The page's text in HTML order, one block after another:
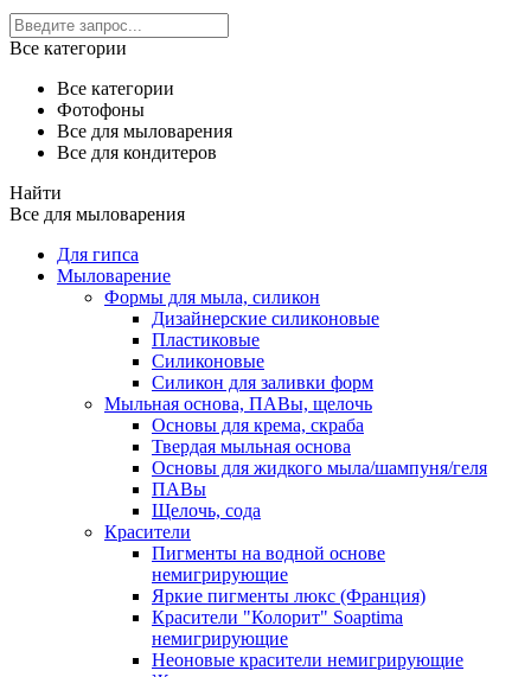
Все категории
Все категории
Фотофоны
Все для мыловарения
Все для кондитеров
Найти
Все для мыловарения
Для гипса
Мыловарение
Формы для мыла, силикон
Дизайнерские силиконовые
Пластиковые
Силиконовые
Силикон для заливки форм
Мыльная основа, ПАВы, щелочь
Основы для крема, скраба
Твердая мыльная основа
Основы для жидкого мыла/шампуня/геля
ПАВы
Щелочь, сода
Красители
Пигменты на водной основе
немигрирующие
Яркие пигменты люкс (Франция)
Красители "Колорит" Soaptima
немигрирующие
Неоновые красители немигрирующие